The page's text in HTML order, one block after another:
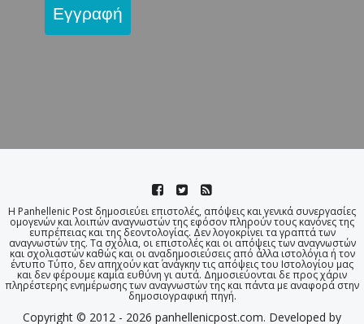
Εγγραφή
Η Panhellenic Post δημοσιεύει επιστολές, απόψεις και γενικά συνεργασίες
ομογενών και λοιπών αναγνωστών της εφόσον πληρούν τους κανόνες της
ευπρέπειας και της δεοντολογίας. Δεν λογοκρίνει τα γραπτά των
αναγνωστών της. Τα σχόλια, οι επιστολές και οι απόψεις των αναγνωστών
και σχολιαστών καθώς και οι αναδημοσιεύσεις από άλλα ιστολόγια ή τον
έντυπο Τύπο, δεν απηχούν κατ΄ ανάγκην τις απόψεις του Ιστολογίου μας
και δεν φέρουμε καμία ευθύνη γι αυτά. Δημοσιεύονται δε προς χάριν
πληρέστερης ενημέρωσης των αναγνωστών της και πάντα με αναφορά στην
δημοσιογραφική πηγή.
Copyright © 2012 - 2026 panhellenicpost.com. Developed by